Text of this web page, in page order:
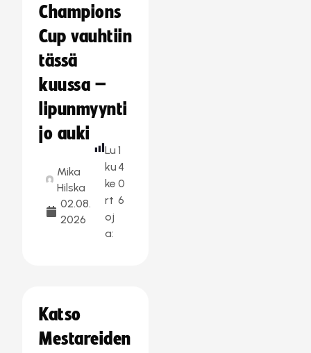
Champions
Cup vauhtiin
tässä
kuussa –
lipunmyynti
jo auki
Mika
Hilska
02.08.
2026
Lu
ku
ke
rt
oj
a:
1
4
0
6
Katso
Mestareiden